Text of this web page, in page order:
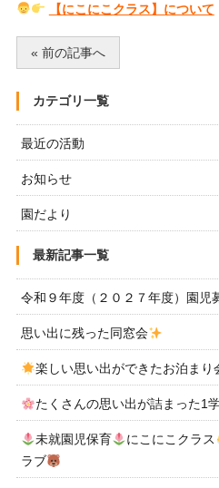
【にこにこクラス】について
« 前の記事へ
カテゴリ一覧
最近の活動
お知らせ
園だより
最新記事一覧
令和９年度（２０２７年度）園児
思い出に残った同窓会
楽しい思い出ができたお泊まり
たくさんの思い出が詰まった1
未就園児保育 にこにこクラス
ラブ